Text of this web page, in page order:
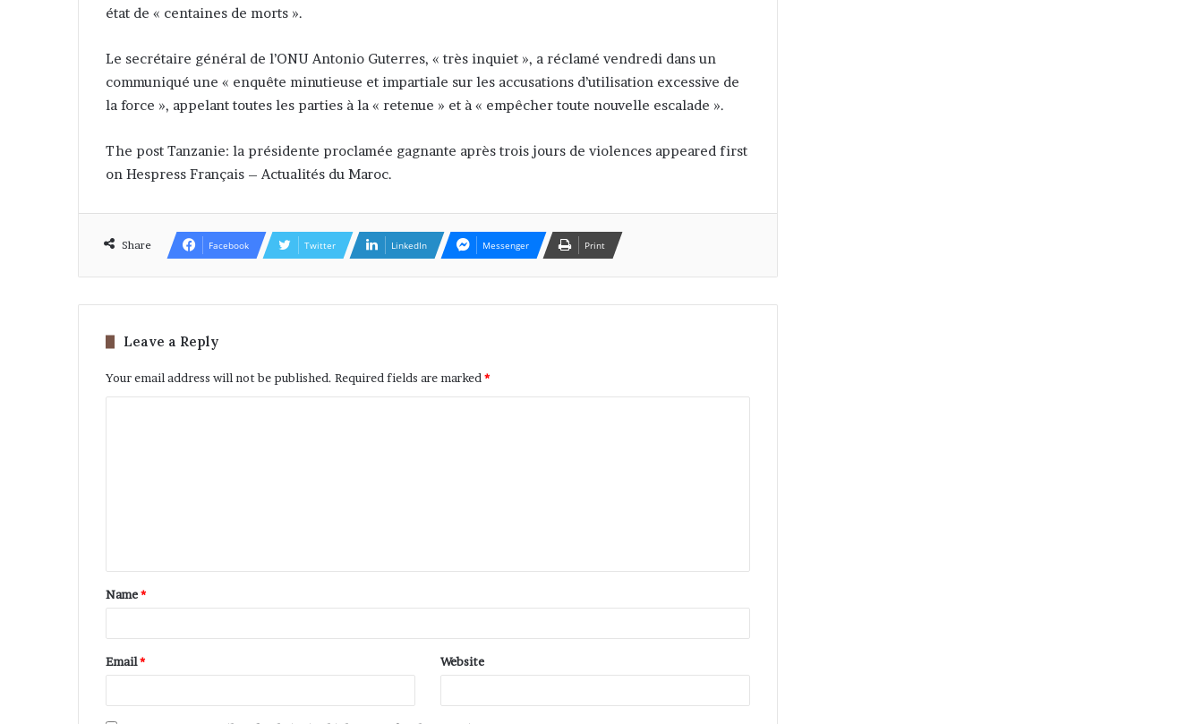
état de « centaines de morts ».
Le secrétaire général de l’ONU Antonio Guterres, « très inquiet », a réclamé vendredi dans un
communiqué une « enquête minutieuse et impartiale sur les accusations d’utilisation excessive de
la force », appelant toutes les parties à la « retenue » et à « empêcher toute nouvelle escalade ».
The post Tanzanie: la présidente proclamée gagnante après trois jours de violences appeared first
on Hespress Français – Actualités du Maroc.
Share Facebook Twitter LinkedIn Messenger Print
Leave a Reply
Your email address will not be published. Required fields are marked*
Name*
Email* Website